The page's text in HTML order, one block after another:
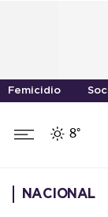
Femicidio
8°
NACIONAL